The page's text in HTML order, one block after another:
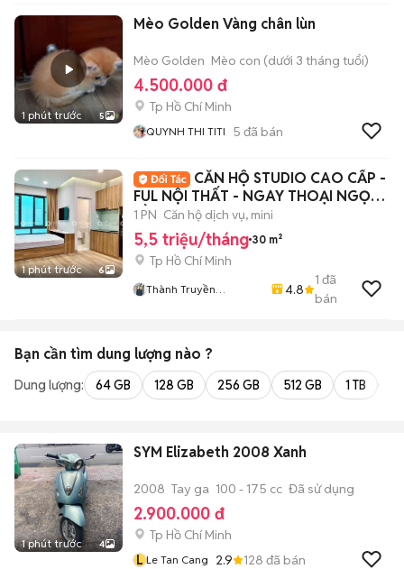
1 phút trước 5
Mèo Golden Vàng chân lùn
Mèo Golden Mèo con (dưới 3 tháng tuổi)
4.500.000 đ
Tp Hồ Chí Minh
QUYNH THI TITI 5 đã bán
1 phút trước 6
CĂN HỘ STUDIO CAO CẤP -
FUL NỘI THẤT - NGAY THOẠI NGỌC
HẦU - VHU
1 PN Căn hộ dịch vụ, mini
5,5 triệu/tháng 30 m²
Tp Hồ Chí Minh
Thành Truyền
4.8
1 đã
bán
Bạn cần tìm dung lượng nào ?
Dung lượng: 64 GB 128 GB 256 GB 512 GB 1 TB
1 phút trước 4
SYM Elizabeth 2008 Xanh
2008 Tay ga 100 - 175 cc Đã sử dụng
2.900.000 đ
Tp Hồ Chí Minh
L Le Tan Cang 2.9 128 đã bán